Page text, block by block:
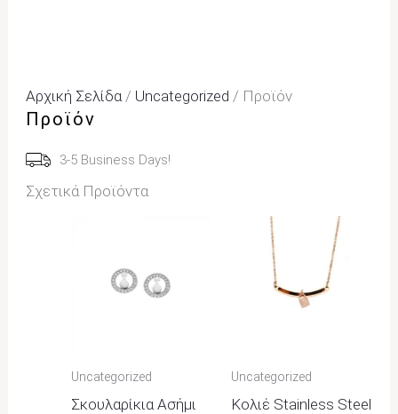
Αρχική Σελίδα / Uncategorized / Προϊόν
Προϊόν
3-5 Business Days!
Σχετικά Προϊόντα
Uncategorized
Σκουλαρίκια Ασήμι
Uncategorized
Κολιέ Stainless Steel